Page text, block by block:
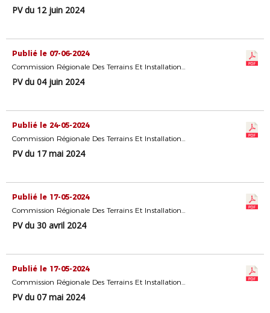
PV du 12 juin 2024
Publié le 07-06-2024
Commission Régionale Des Terrains Et Installations Sportives
PV du 04 juin 2024
Publié le 24-05-2024
Commission Régionale Des Terrains Et Installations Sportives
PV du 17 mai 2024
Publié le 17-05-2024
Commission Régionale Des Terrains Et Installations Sportives
PV du 30 avril 2024
Publié le 17-05-2024
Commission Régionale Des Terrains Et Installations Sportives
PV du 07 mai 2024